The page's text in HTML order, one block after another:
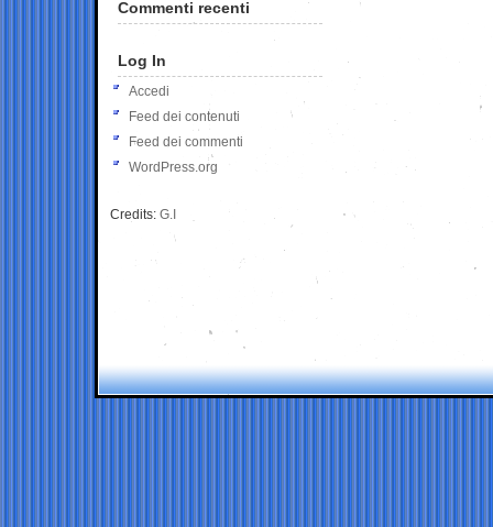
Commenti recenti
Log In
Accedi
Feed dei contenuti
Feed dei commenti
WordPress.org
Credits: G.I